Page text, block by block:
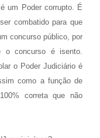
um Poder corrupto. É
combatido para que
concurso público, por
o concurso é isento.
o Poder Judiciário é
como a função de
correta que não